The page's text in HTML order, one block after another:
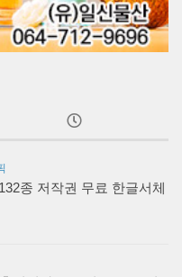
종 저작권 무료 한글서체